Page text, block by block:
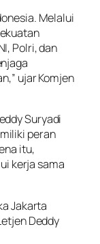
Melalui
Polri, dan
ujar Komjen
Suryadi
peran
itu,
kerja sama
Jakarta
Deddy